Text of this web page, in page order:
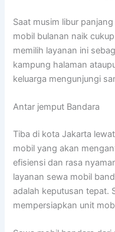
Saat musim libur
mobil bulanan naik
memilih layanan ini
kampung halaman
keluarga mengunjungi
Antar jemput Bandara
Tiba di kota Jakarta
mobil yang akan
efisiensi dan rasa
layanan sewa mobil
adalah keputusan tepat.
mempersiapkan unit